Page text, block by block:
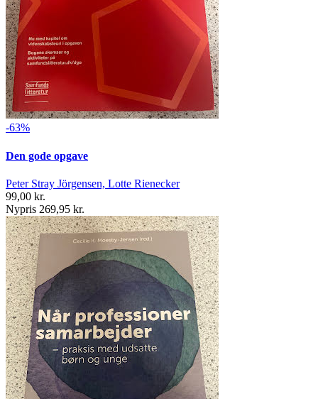
-63%
Den gode opgave
Peter Stray Jörgensen, Lotte Rienecker
99,00 kr.
Nypris 269,95 kr.